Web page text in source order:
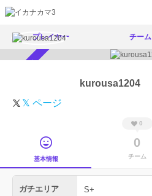
プレイヤー チーム
kurousa1204
𝕏 ページ
基本情報
0
0
チーム
ガチエリア S+